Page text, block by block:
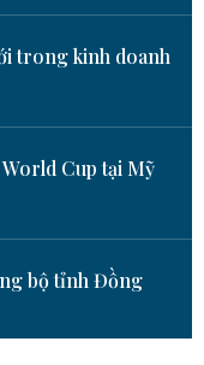
trong kinh doanh
Cup tại Mỹ
bộ tỉnh Đồng